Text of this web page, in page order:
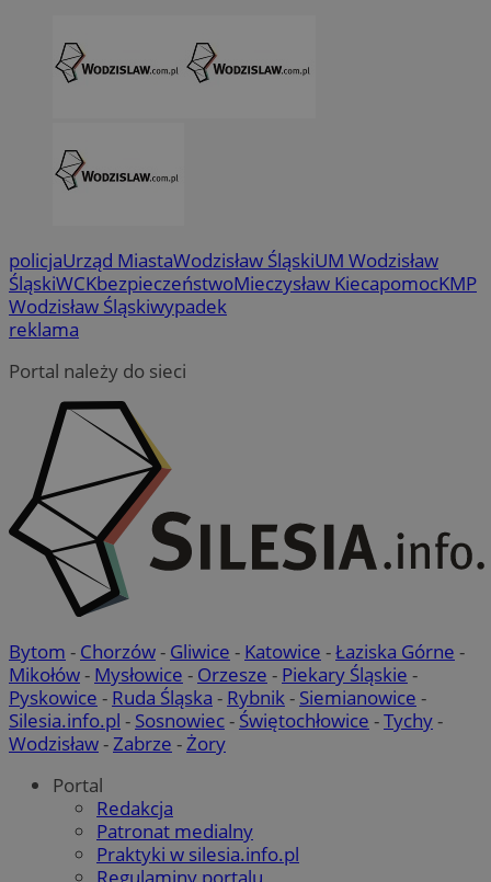
policjaUrząd MiastaWodzisław ŚląskiUM Wodzisław
ŚląskiWCKbezpieczeństwoMieczysław KiecapomocKMP
Wodzisław Śląskiwypadek
reklama
Portal należy do sieci
Bytom - Chorzów- Gliwice - Katowice -Łaziska Górne -
Mikołów- Mysłowice - Orzesze - Piekary Śląskie -
Pyskowice - Ruda Śląska - Rybnik- Siemianowice -
Silesia.info.pl - Sosnowiec- Świętochłowice -Tychy-
Wodzisław-Zabrze -Żory
Portal
Redakcja
Patronat medialny
Praktyki w silesia.info.pl